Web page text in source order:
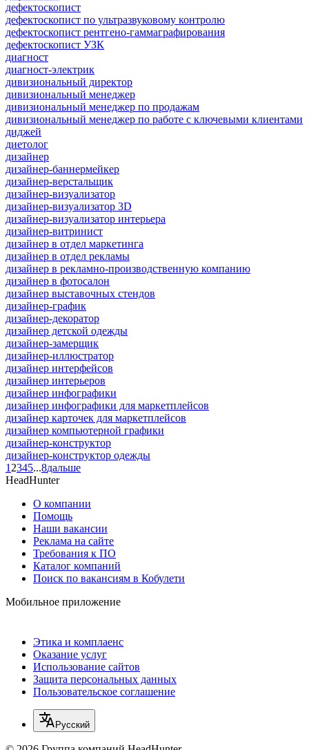
дефектоскопист
дефектоскопист по ультразвуковому контролю
дефектоскопист рентгено-гаммаграфирования
дефектоскопист УЗК
диагност
диагност-электрик
дивизиональный директор
дивизиональный менеджер
дивизиональный менеджер по продажам
дивизиональный менеджер по работе с ключевыми клиентами
диджей
диетолог
дизайнер
дизайнер-баннермейкер
дизайнер-верстальщик
дизайнер-визуализатор
дизайнер-визуализатор 3D
дизайнер-визуализатор интерьера
дизайнер-витринист
дизайнер в отдел маркетинга
дизайнер в отдел рекламы
дизайнер в рекламно-производственную компанию
дизайнер в фотосалон
дизайнер выставочных стендов
дизайнер-график
дизайнер-декоратор
дизайнер детской одежды
дизайнер-замерщик
дизайнер-иллюстратор
дизайнер интерфейсов
дизайнер интерьеров
дизайнер инфографики
дизайнер инфографики для маркетплейсов
дизайнер карточек для маркетплейсов
дизайнер компьютерной графики
дизайнер-конструктор
дизайнер-конструктор одежды
1 2345...8дальше
HeadHunter
О компании
Помощь
Наши вакансии
Реклама на сайте
Требования к ПО
Каталог компаний
Поиск по вакансиям в Кобулети
Мобильное приложение
Этика и комплаенс
Оказание услуг
Использование сайтов
Защита персональных данных
Пользовательское соглашение
Русский